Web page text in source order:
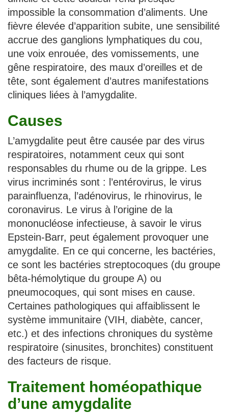
impossible la consommation d’aliments. Une
fièvre élevée d’apparition subite, une sensibilité
accrue des ganglions lymphatiques du cou,
une voix enrouée, des vomissements, une
gêne respiratoire, des maux d’oreilles et de
tête, sont également d’autres manifestations
cliniques liées à l’amygdalite.
Causes
L’amygdalite peut être causée par des virus
respiratoires, notamment ceux qui sont
responsables du rhume ou de la grippe. Les
virus incriminés sont : l’entérovirus, le virus
parainfluenza, l’adénovirus, le rhinovirus, le
coronavirus. Le virus à l’origine de la
mononucléose infectieuse, à savoir le virus
Epstein-Barr, peut également provoquer une
amygdalite. En ce qui concerne, les bactéries,
ce sont les bactéries streptocoques (du groupe
bêta-hémolytique du groupe A) ou
pneumocoques, qui sont mises en cause.
Certaines pathologiques qui affaiblissent le
système immunitaire (VIH, diabète, cancer,
etc.) et des infections chroniques du système
respiratoire (sinusites, bronchites) constituent
des facteurs de risque.
Traitement homéopathique
d’une amygdalite